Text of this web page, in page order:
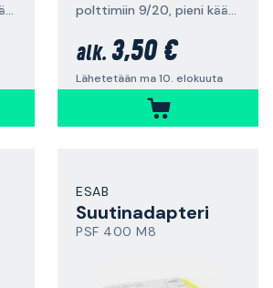
polttimiin 17/18/26, iso käämi polttimiin 9/20, pieni käämi
alk. 3,50 €
Lähetetään ma 10. elokuuta
ESAB
Suutinadapteri
PSF 400 M8